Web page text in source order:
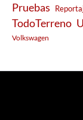
Pruebas
TodoTerreno
Volkswagen